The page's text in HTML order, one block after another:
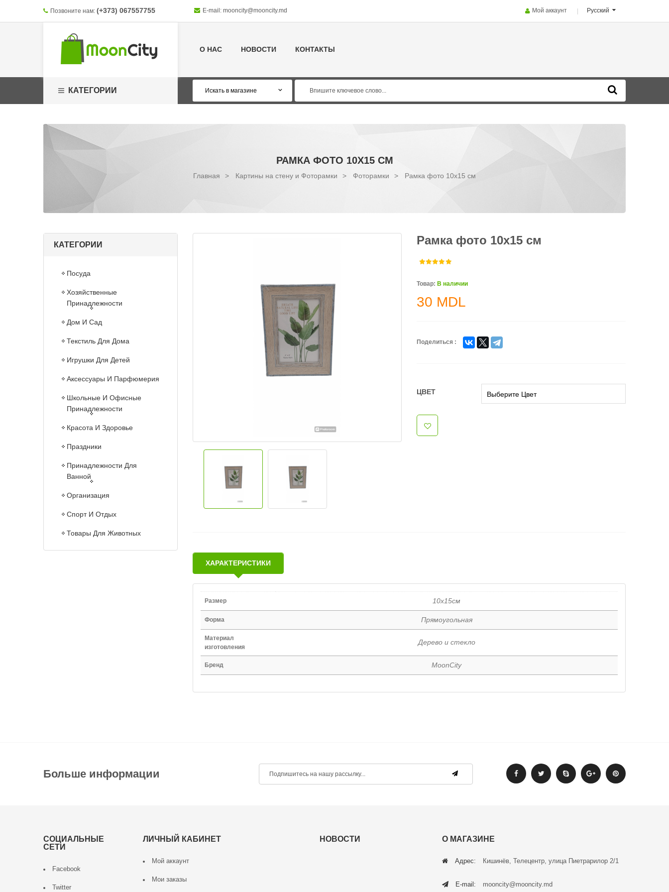
Позвоните нам: (+373) 067557755 E-mail: mooncity@mooncity.md Русский
Мой аккаунт
О НАС НОВОСТИ КОНТАКТЫ
КАТЕГОРИИ
РАМКА ФОТО 10X15 СМ
Главная > Картины на стену и Фоторамки > Фоторамки > Рамка фото 10x15 см
КАТЕГОРИИ
Посуда
Хозяйственные
Принадлежности
Дом И Сад
Текстиль Для Дома
Игрушки Для Детей
Аксессуары И Парфюмерия
Школьные И Офисные
Принадлежности
Красота И Здоровье
Праздники
Принадлежности Для
Ванной
Организация
Спорт И Отдых
Товары Для Животных
Рамка фото 10x15 см
Товар: В наличии
30 MDL
Поделиться :
ЦВЕТ
ХАРАКТЕРИСТИКИ
Размер 10х15см
Форма Прямоугольная
Материал
изготовления
Дерево и стекло
Бренд MoonCity
Больше информации
СОЦИАЛЬНЫЕ
СЕТИ
Facebook
Twitter
ЛИЧНЫЙ КАБИНЕТ
Мой аккаунт
Мои заказы
НОВОСТИ О МАГАЗИНЕ
Адрес: Кишинёв, Телецентр, улица Пиетрарилор 2/1
E-mail: mooncity@mooncity.md